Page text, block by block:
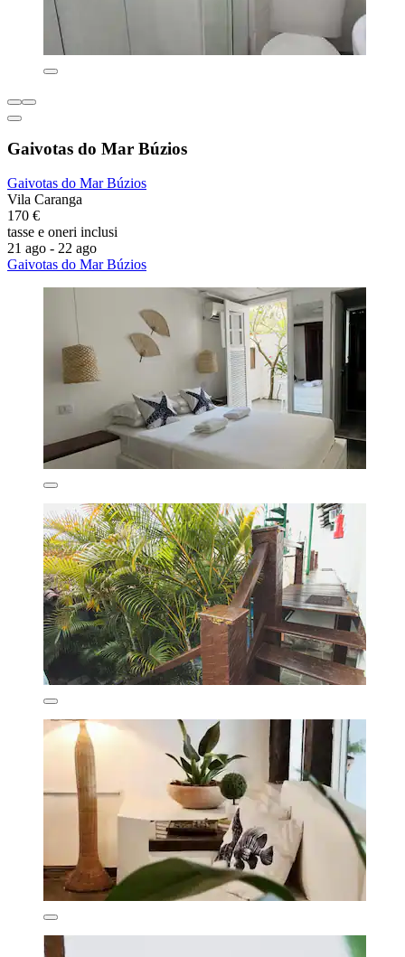
Gaivotas do Mar Búzios
Gaivotas do Mar Búzios
Vila Caranga
170 €
tasse e oneri inclusi
21 ago - 22 ago
Gaivotas do Mar Búzios